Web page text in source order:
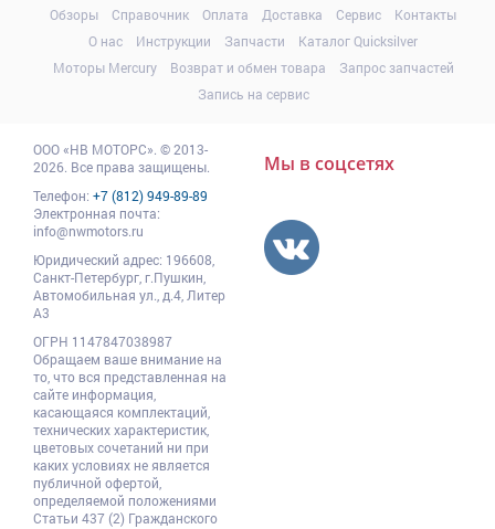
Обзоры Справочник Оплата Доставка Сервис
Контакты
О нас
Инструкции Запчасти
Каталог Quicksilver
Моторы Mercury
Возврат и обмен товара
Запрос запчастей
Запись на сервис
ООО«НВ МОТОРС» © 2013-
2026. Все права защищены.
Телефон: +7 (812) 949-89-89
Электронная почта:
info@nwmotors.ru
Юридический адрес: 196608
Санкт-Петербург, г.Пушкин
Автомобильная ул., д.4, Литер
А3
ОГРН 1147847038987
Обращаем ваше внимание на
то, что вся представленная на
сайте информация,
касающаяся комплектаций,
технических характеристик,
цветовых сочетаний ни при
каких условиях не является
публичной офертой,
определяемой положениями
Статьи 437 (2) Гражданского
Мы в соцсетях